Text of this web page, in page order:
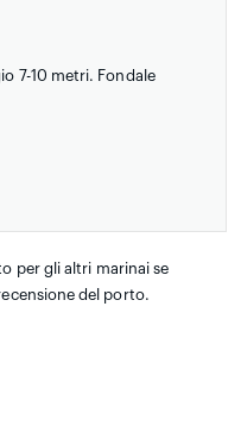
7-10 metri. Fondale
per gli altri marinai se
del porto.